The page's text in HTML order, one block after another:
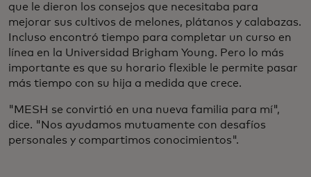
que le dieron los consejos que necesitaba para
mejorar sus cultivos de melones, plátanos y calabazas.
Incluso encontró tiempo para completar un curso en
línea en la Universidad Brigham Young. Pero lo más
importante es que su horario flexible le permite pasar
más tiempo con su hija a medida que crece.
"MESH se convirtió en una nueva familia para mí",
dice. "Nos ayudamos mutuamente con desafíos
personales y compartimos conocimientos".